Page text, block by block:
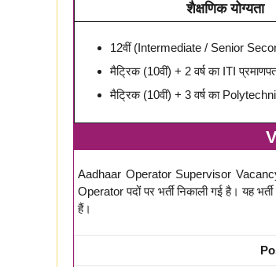
शैक्षणिक योग्यता
12वीं (Intermediate / Senior
मैट्रिक (10वीं) + 2 वर्ष का ITI
मैट्रिक (10वीं) + 3 वर्ष का
Aadhaar Operator Supervisor
Operator पदों पर भर्ती निकाली गई है। यह
हैं।